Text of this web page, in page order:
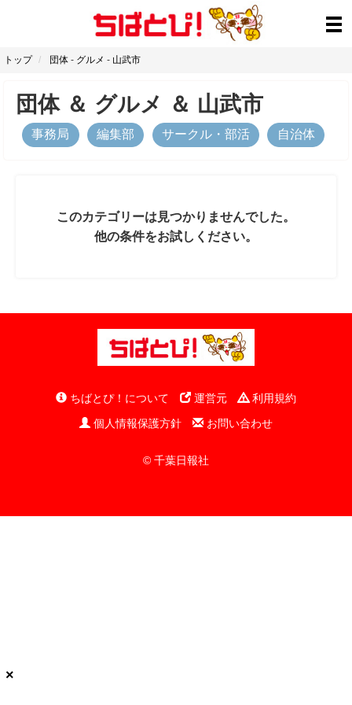
トップ 団体 - グルメ - 山武市
団体＆ グルメ ＆ 山武市
事務局 編集部 サークル・部活 自治体
このカテゴリーは見つかりませんでした。
他の条件をお試しください。
ちばとぴ！について 運営元
利用規約
個人情報保護方針
お問い合わせ
© 千葉日報社
×